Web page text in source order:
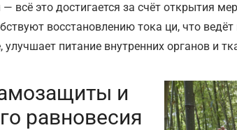
всё это достигается за счёт открытия
восстановлению тока ци, что
улучшает питание внутренних органов и
и
равновесия